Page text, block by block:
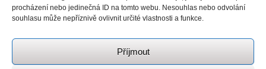
procházení nebo jedinečná ID na tomto webu. Nesouhlas nebo odvolání
souhlasu může nepříznivě ovlivnit určité vlastnosti a funkce.
Příjmout